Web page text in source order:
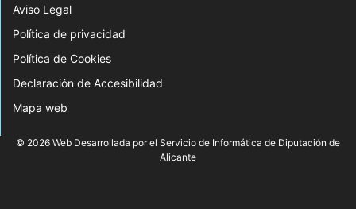
Aviso Legal
Política de privacidad
Política de Cookies
Declaración de Accesibilidad
Mapa web
© 2026 Web Desarrollada por el Servicio de Informática de Diputación de
Alicante